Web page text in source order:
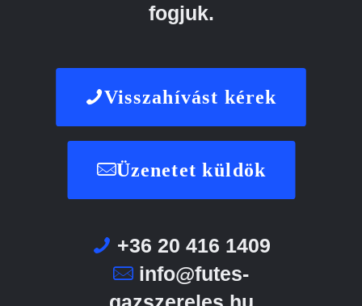
fogjuk.
Visszahívást kérek
Üzenetet küldök
+36 20 416 1409
info@futes-